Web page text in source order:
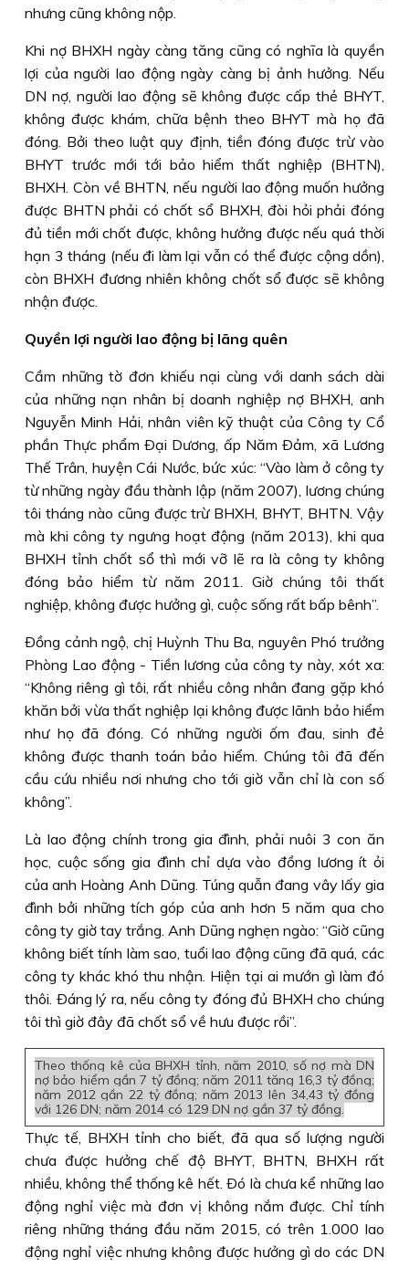
nhưng cũng không nộp.
Khi nợ BHXH ngày càng tăng cũng có nghĩa là quyền
lợi của người lao động ngày càng bị ảnh hưởng. Nếu
DN nợ, người lao động sẽ không được cấp thẻ BHYT,
không được khám, chữa bệnh theo BHYT mà họ đã
đóng. Bởi theo luật quy định, tiền đóng được trừ vào
BHYT trước mới tới bảo hiểm thất nghiệp (BHTN),
BHXH. Còn về BHTN, nếu người lao động muốn hưởng
được BHTN phải có chốt sổ BHXH, đòi hỏi phải đóng
đủ tiền mới chốt được, không hưởng được nếu quá thời
hạn 3 tháng (nếu đi làm lại vẫn có thể được cộng dồn),
còn BHXH đương nhiên không chốt sổ được sẽ không
nhận được.
Quyền lợi người lao động bị lãng quên
Cầm những tờ đơn khiếu nại cùng với danh sách dài
của những nạn nhân bị doanh nghiệp nợ BHXH, anh
Nguyễn Minh Hải, nhân viên kỹ thuật của Công ty Cổ
phần Thực phẩm Ðại Dương, ấp Năm Ðảm, xã Lương
Thế Trân, huyện Cái Nước, bức xúc: “Vào làm ở công ty
từ những ngày đầu thành lập (năm 2007), lương chúng
tôi tháng nào cũng được trừ BHXH, BHYT, BHTN. Vậy
mà khi công ty ngưng hoạt động (năm 2013), khi qua
BHXH tỉnh chốt sổ thì mới vỡ lẽ ra là công ty không
đóng bảo hiểm từ năm 2011. Giờ chúng tôi thất
nghiệp, không được hưởng gì, cuộc sống rất bấp bênh”.
Ðồng cảnh ngộ, chị Huỳnh Thu Ba, nguyên Phó trưởng
Phòng Lao động - Tiền lương của công ty này, xót xa:
“Không riêng gì tôi, rất nhiều công nhân đang gặp khó
khăn bởi vừa thất nghiệp lại không được lãnh bảo hiểm
như họ đã đóng. Có những người ốm đau, sinh đẻ
không được thanh toán bảo hiểm. Chúng tôi đã đến
cầu cứu nhiều nơi nhưng cho tới giờ vẫn chỉ là con số
không”.
Là lao động chính trong gia đình, phải nuôi 3 con ăn
học, cuộc sống gia đình chỉ dựa vào đồng lương ít ỏi
của anh Hoàng Anh Dũng. Túng quẫn đang vây lấy gia
đình bởi những tích góp của anh hơn 5 năm qua cho
công ty giờ tay trắng. Anh Dũng nghẹn ngào: “Giờ cũng
không biết tính làm sao, tuổi lao động cũng đã quá, các
công ty khác khó thu nhận. Hiện tại ai mướn gì làm đó
thôi. Ðáng lý ra, nếu công ty đóng đủ BHXH cho chúng
tôi thì giờ đây đã chốt sổ về hưu được rồi”.
Theo thống kê của BHXH tỉnh, năm 2010, số nợ mà DN
nợ bảo hiểm gần 7 tỷ đồng; năm 2011 tăng 16,3 tỷ đồng;
năm 2012 gần 22 tỷ đồng; năm 2013 lên 34,43 tỷ đồng
với 126 DN; năm 2014 có 129 DN nợ gần 37 tỷ đồng.
Thực tế, BHXH tỉnh cho biết, đã qua số lượng người
chưa được hưởng chế độ BHYT, BHTN, BHXH rất
nhiều, không thể thống kê hết. Ðó là chưa kể những lao
động nghỉ việc mà đơn vị không nắm được. Chỉ tính
riêng những tháng đầu năm 2015, có trên 1.000 lao
động nghỉ việc nhưng không được hưởng gì do các DN